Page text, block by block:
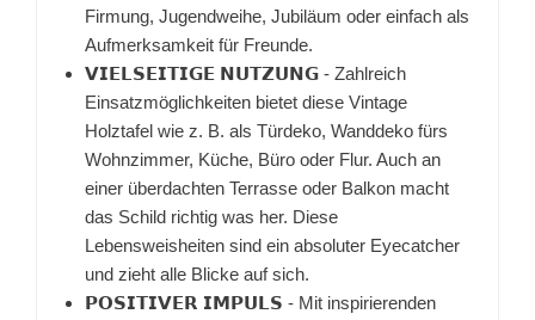
Firmung, Jugendweihe, Jubiläum oder einfach als
Aufmerksamkeit für Freunde.
𝗩𝗜𝗘𝗟𝗦𝗘𝗜𝗧𝗜𝗚𝗘 𝗡𝗨𝗧𝗭𝗨𝗡𝗚 - Zahlreich
Einsatzmöglichkeiten bietet diese Vintage
Holztafel wie z. B. als Türdeko, Wanddeko fürs
Wohnzimmer, Küche, Büro oder Flur. Auch an
einer überdachten Terrasse oder Balkon macht
das Schild richtig was her. Diese
Lebensweisheiten sind ein absoluter Eyecatcher
und zieht alle Blicke auf sich.
𝗣𝗢𝗦𝗜𝗧𝗜𝗩𝗘𝗥 𝗜𝗠𝗣𝗨𝗟𝗦 - Mit inspirierenden